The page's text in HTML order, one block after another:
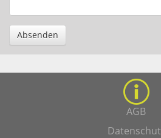
Absenden
AGB